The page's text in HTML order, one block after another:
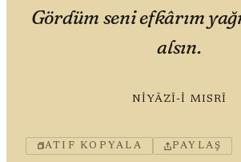
Gördüm seni efkârım
alsın.
NIYÂZÎ-I MISRÎ
ATIF KOPYALA PAYLAŞ